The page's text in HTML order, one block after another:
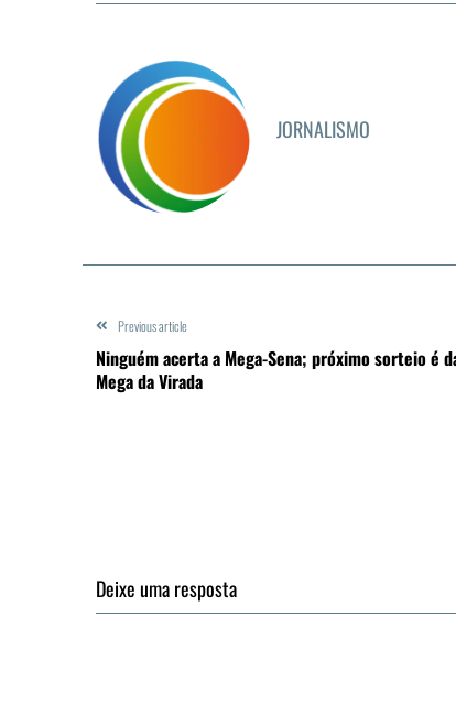
JORNALISMO
Previous article
Ninguém acerta a Mega-Sena; próximo sorteio é
Mega da Virada
Deixe uma resposta